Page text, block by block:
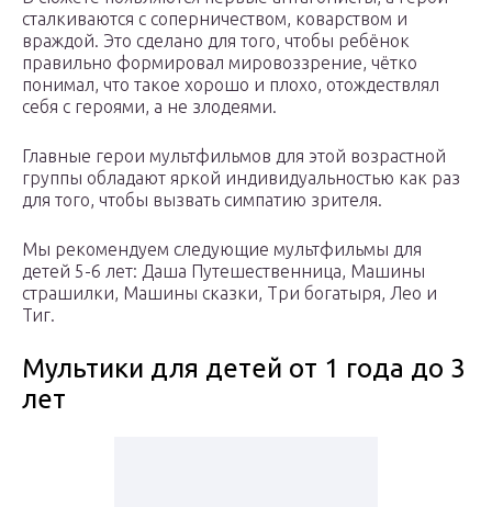
сталкиваются с соперничеством, коварством и
враждой. Это сделано для того, чтобы ребёнок
правильно формировал мировоззрение, чётко
понимал, что такое хорошо и плохо, отождествлял
себя с героями, а не злодеями.
Главные герои мультфильмов для этой возрастной
группы обладают яркой индивидуальностью как раз
для того, чтобы вызвать симпатию зрителя.
Мы рекомендуем следующие мультфильмы для
детей 5-6 лет: Даша Путешественница, Машины
страшилки, Машины сказки, Три богатыря, Лео и
Тиг.
Мультики для детей от 1 года до 3
лет